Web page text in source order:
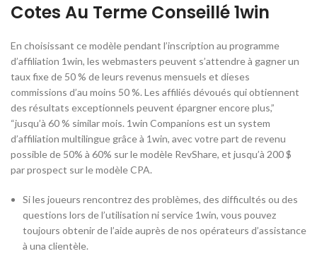
Cotes Au Terme Conseillé 1win
En choisissant ce modèle pendant l’inscription au programme
d’affiliation 1win, les webmasters peuvent s’attendre à gagner un
taux fixe de 50 % de leurs revenus mensuels et dieses
commissions d’au moins 50 %. Les affiliés dévoués qui obtiennent
des résultats exceptionnels peuvent épargner encore plus,”
“jusqu’à 60 % similar mois. 1win Companions est un system
d’affiliation multilingue grâce à 1win, avec votre part de revenu
possible de 50% à 60% sur le modèle RevShare, et jusqu’à 200 $
par prospect sur le modèle CPA.
Si les joueurs rencontrez des problèmes, des difficultés ou des
questions lors de l’utilisation ni service 1win, vous pouvez
toujours obtenir de l’aide auprès de nos opérateurs d’assistance
à una clientèle.